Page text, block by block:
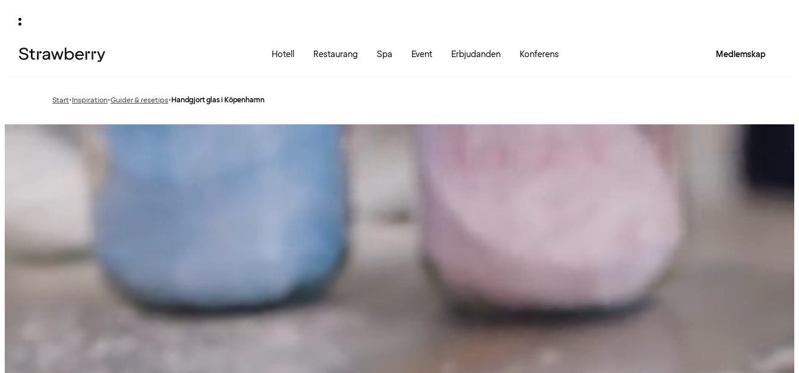
Hotell Restaurang Spa Event Erbjudanden Konferens Medlemskap
Start•Föregående
Inspiration•Föregående
Guider & resetips•Handgjort glas i Köpenhamn